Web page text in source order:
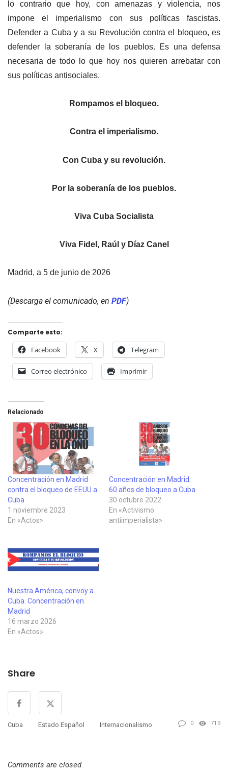
lo contrario que hoy, con amenazas y violencia, nos
impone el imperialismo con sus políticas fascistas.
Defender a Cuba y a su Revolución contra el bloqueo, es
defender la soberanía de los pueblos. Es una defensa
necesaria de todo lo que hoy nos quieren arrebatar con
sus políticas antisociales.
Rompamos el bloqueo.
Contra el imperialismo.
Con Cuba y su revolución.
Por la soberanía de los pueblos.
Viva Cuba Socialista
Viva Fidel, Raúl y Díaz Canel
Madrid, a 5 de junio de 2026
(Descarga el comunicado, en PDF)
Comparte esto:
Facebook X Telegram
Correo electrónico Imprimir
Relacionado
Concentración en Madrid
contra el bloqueo de EEUU a
Cuba
1 noviembre 2023
En «Actos»
Concentración en Madrid:
60 años de bloqueo a Cuba
30 octubre 2022
En «Activismo
antiimperialista»
Nuestra América, convoy a
Cuba. Concentración en
Madrid
16 marzo 2026
En «Actos»
Share
Cuba Estado Español Internacionalismo 0 719
Comments are closed.